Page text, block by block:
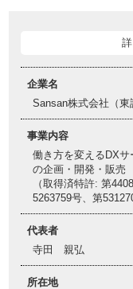
企業名
Sansan株式会社（東
事業内容
働き方を変えるDXサ
の企画・開発・販売
（取得済特許: 第
5263759号、第
代表者
寺田 親弘
所在地